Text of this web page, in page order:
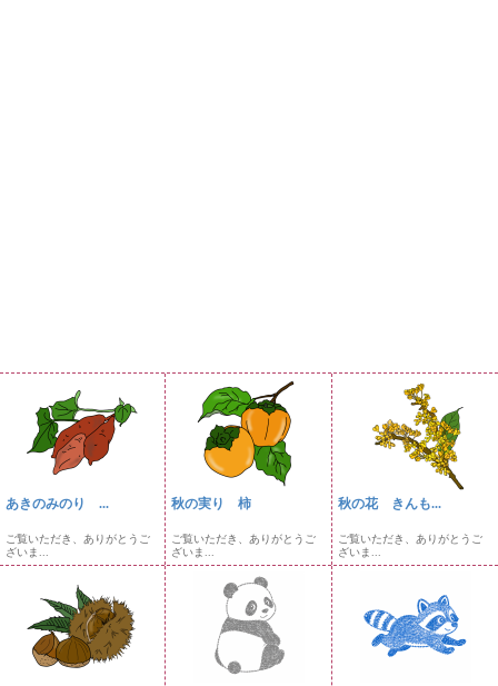
あきのみのり ...
ご覧いただき、ありがとうご
ざいま...
秋の実り 柿
ご覧いただき、ありがとうご
ざいま...
秋の花 きんも...
ご覧いただき、ありがとうご
ざいま...